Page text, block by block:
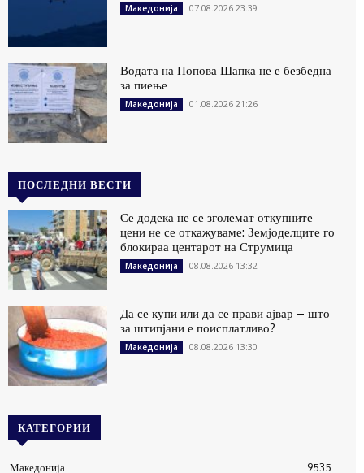
Македонија 07.08.2026 23:39
Водата на Попова Шапка не е безбедна
за пиење
Македонија 01.08.2026 21:26
ПОСЛЕДНИ ВЕСТИ
Се додека не се зголемат откупните
цени не се откажуваме: Земјоделците го
блокираа центарот на Струмица
Македонија 08.08.2026 13:32
Да се купи или да се прави ајвар – што
за штипјани е поисплатливо?
Македонија 08.08.2026 13:30
КАТЕГОРИИ
Македонија 9535